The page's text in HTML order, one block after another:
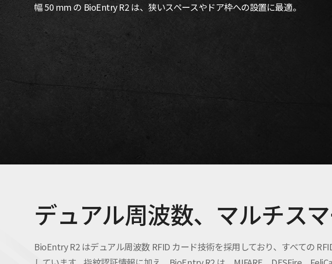
幅 50 mm の BioEntry R2 は、狭いスペースやドア枠への設置に最適。
デュアル周波数、マルチス
BioEntry R2 はデュアル周波数 RFID カード技術を採用しており、すべての